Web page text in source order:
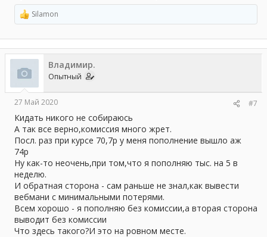
Р
е
а
к
ц
и
и
Silamon
Владимир.
Опытный
27 Май 2020 #7
Кидать никого не собираюсь
А так все верно,комиссия много жрет.
Посл. раз при курсе 70,7р у меня пополнение вышло аж
74р
Ну как-то неочень,при том,что я пополняю тыс. на 5 в
неделю.
И обратная сторона - сам раньше не знал,как вывести
вебмани с минимальными потерями.
Всем хорошо - я пополняю без комиссии,а вторая сторона
выводит без комиссии
Что здесь такого?И это на ровном месте.